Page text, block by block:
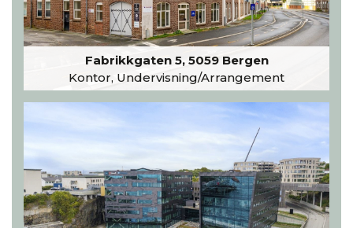
Fabrikkgaten 5, 5059 Bergen
Kontor, Undervisning/Arrangement